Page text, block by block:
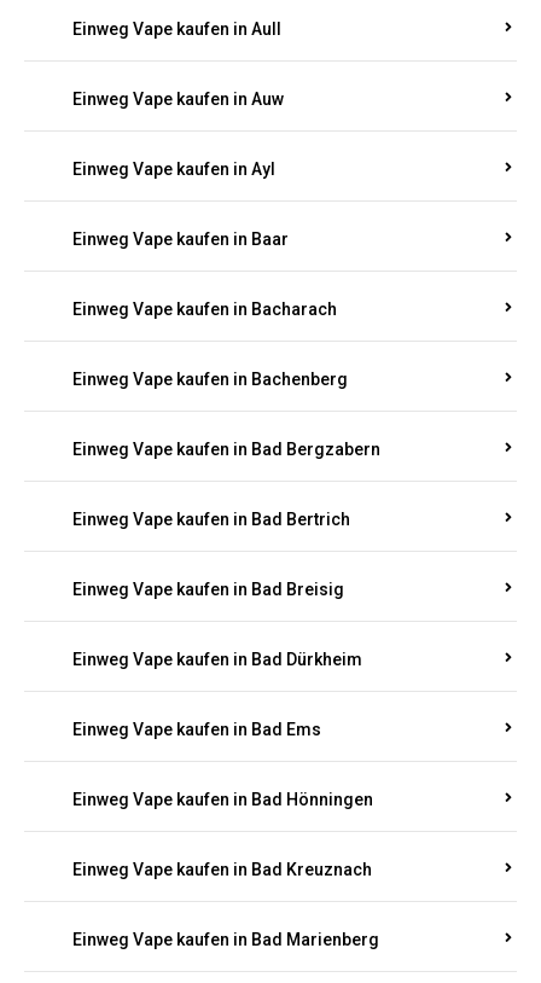
Einweg Vape kaufen in Aull
Einweg Vape kaufen in Auw
Einweg Vape kaufen in Ayl
Einweg Vape kaufen in Baar
Einweg Vape kaufen in Bacharach
Einweg Vape kaufen in Bachenberg
Einweg Vape kaufen in Bad Bergzabern
Einweg Vape kaufen in Bad Bertrich
Einweg Vape kaufen in Bad Breisig
Einweg Vape kaufen in Bad Dürkheim
Einweg Vape kaufen in Bad Ems
Einweg Vape kaufen in Bad Hönningen
Einweg Vape kaufen in Bad Kreuznach
Einweg Vape kaufen in Bad Marienberg